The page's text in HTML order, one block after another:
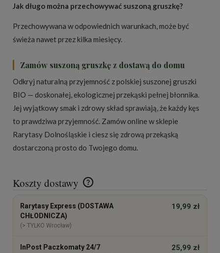
Jak długo można przechowywać suszoną gruszkę?
Przechowywana w odpowiednich warunkach, może być
świeża nawet przez kilka miesięcy.
Zamów suszoną gruszkę z dostawą do domu
Odkryj naturalną przyjemność z polskiej suszonej gruszki
BIO — doskonałej, ekologicznej przekąski pełnej błonnika.
Jej wyjątkowy smak i zdrowy skład sprawiają, że każdy kęs
to prawdziwa przyjemność. Zamów online w sklepie
Rarytasy Dolnośląskie i ciesz się zdrową przekąską
dostarczoną prosto do Twojego domu.
Koszty dostawy
Cena nie zawiera ewentualnych kosztów płatności
Rarytasy Express (DOSTAWA
CHŁODNICZA)
(> TYLKO Wrocław)
19,99 zł
InPost Paczkomaty 24/7 25,99 zł